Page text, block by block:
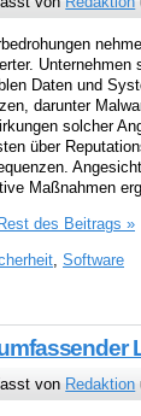
Unternehmen
Daten und
darunter
solcher
über
Maßnahmen
des Beitrags »
Software
von Redaktion